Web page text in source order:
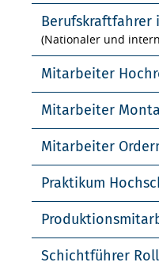
Berufskraftfahrer
(Nationaler und
Mitarbeiter
Mitarbeiter
Mitarbeiter
Praktikum
Schichtführer